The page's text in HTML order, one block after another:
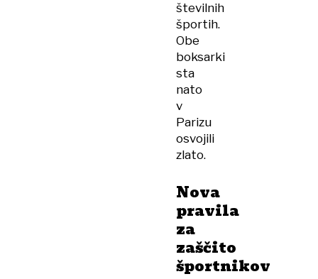
številnih
športih.
Obe
boksarki
sta
nato
v
Parizu
osvojili
zlato.
Nova
pravila
za
zaščito
športnikov